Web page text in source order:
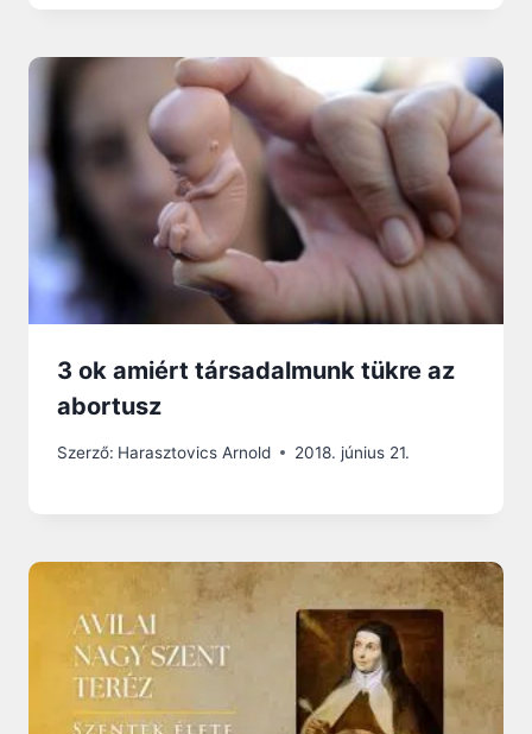
3 ok amiért társadalmunk tükre az
abortusz
Szerző: Harasztovics Arnold 2018. június 21.